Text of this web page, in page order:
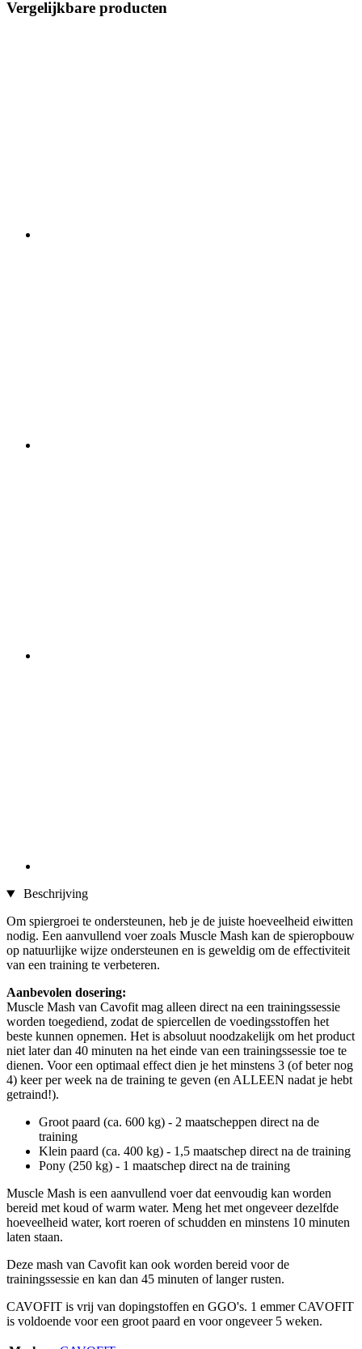
Vergelijkbare producten
Beschrijving
Om spiergroei te ondersteunen, heb je de juiste hoeveelheid eiwitten
nodig. Een aanvullend voer zoals Muscle Mash kan de spieropbouw
op natuurlijke wijze ondersteunen en is geweldig om de effectiviteit
van een training te verbeteren.
Aanbevolen dosering:
Muscle Mash van Cavofit mag alleen direct na een trainingssessie
worden toegediend, zodat de spiercellen de voedingsstoffen het
beste kunnen opnemen. Het is absoluut noodzakelijk om het product
niet later dan 40 minuten na het einde van een trainingssessie toe te
dienen. Voor een optimaal effect dien je het minstens 3 (of beter nog
4) keer per week na de training te geven (en ALLEEN nadat je hebt
getraind!).
Groot paard (ca. 600 kg) - 2 maatscheppen direct na de
training
Klein paard (ca. 400 kg) - 1,5 maatschep direct na de training
Pony (250 kg) - 1 maatschep direct na de training
Muscle Mash is een aanvullend voer dat eenvoudig kan worden
bereid met koud of warm water. Meng het met ongeveer dezelfde
hoeveelheid water, kort roeren of schudden en minstens 10 minuten
laten staan.
Deze mash van Cavofit kan ook worden bereid voor de
trainingssessie en kan dan 45 minuten of langer rusten.
CAVOFIT is vrij van dopingstoffen en GGO's. 1 emmer CAVOFIT
is voldoende voor een groot paard en voor ongeveer 5 weken.